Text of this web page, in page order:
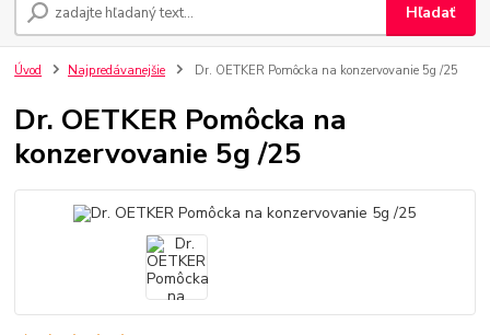
Hľadať
Úvod Najpredávanejšie Dr. OETKER Pomôcka na konzervovanie 5g /25
Dr. OETKER Pomôcka na
konzervovanie 5g /25